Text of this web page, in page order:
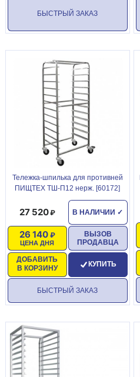
БЫСТРЫЙ ЗАКАЗ
Тележка-шпилька для противней
ПИЩТЕХ ТШ-П12 нерж. [60172]
В НАЛИЧИИ ✓
27 520
ЦЕНА ДНЯ
26 140
ДОБАВИТЬ
В КОРЗИНУ
ВЫЗОВ
ПРОДАВЦА
КУПИТЬ
БЫСТРЫЙ ЗАКАЗ